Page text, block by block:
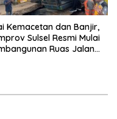
Kemacetan dan Banjir,
Sulsel Resmi Mulai
Ruas Jalan